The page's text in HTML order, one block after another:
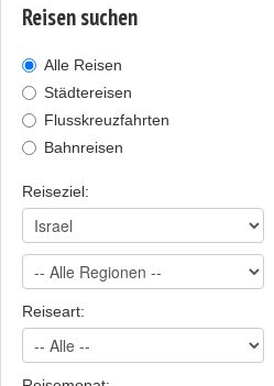
Reisen suchen
Alle Reisen
Städtereisen
Flusskreuzfahrten
Bahnreisen
Reiseziel:
Reiseart: